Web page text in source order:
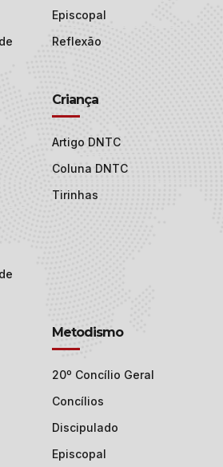
Episcopal
Reflexão
Criança
Artigo DNTC
Coluna DNTC
Tirinhas
Metodismo
20º Concílio Geral
Concílios
Discipulado
Episcopal